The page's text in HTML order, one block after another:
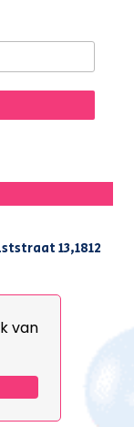
van
13,1812